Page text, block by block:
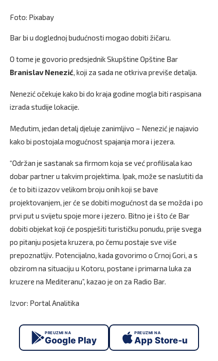
Foto: Pixabay
Bar bi u doglednoj budućnosti mogao dobiti žičaru.
O tome je govorio predsjednik Skupštine Opštine Bar
Branislav Nenezić, koji za sada ne otkriva previše detalja.
Nenezić očekuje kako bi do kraja godine mogla biti raspisana
izrada studije lokacije.
Međutim, jedan detalj djeluje zanimljivo – Nenezić je najavio
kako bi postojala mogućnost spajanja mora i jezera.
“Održan je sastanak sa firmom koja se već profilisala kao
dobar partner u takvim projektima. Ipak, može se naslutiti da
će to biti izazov velikom broju onih koji se bave
projektovanjem, jer će se dobiti mogućnost da se možda i po
prvi put u svijetu spoje more i jezero. Bitno je i što će Bar
dobiti objekat koji će pospješiti turističku ponudu, prije svega
po pitanju posjeta kruzera, po čemu postaje sve više
prepoznatljiv. Potencijalno, kada govorimo o Crnoj Gori, a s
obzirom na situaciju u Kotoru, postane i primarna luka za
kruzere na Mediteranu”, kazao je on za Radio Bar.
Izvor: Portal Analitika
PREUZMI NA
Google Play
PREUZMI NA
App Store-u